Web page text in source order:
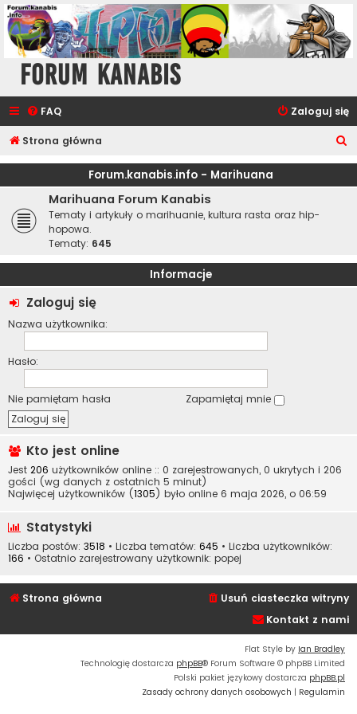
Forum Kanabis
FAQ Zaloguj się
Strona główna
z
Forum.kanabis.info - Marihuana
Marihuana Forum Kanabis
Tematy i artykuły o marihuanie, kultura rasta oraz hip-
hopowa.
Tematy: 645
Informacje
Zaloguj się
Nazwa użytkownika:
Hasło:
Nie pamiętam hasła Zapamiętaj mnie
Kto jest online
Jest 206 użytkowników online :: 0 zarejestrowanych, 0 ukrytych i 206
gości (wg danych z ostatnich 5 minut)
Najwięcej użytkowników (1305) było online 6 maja 2026, o 06:59
Statystyki
Liczba postów: 3518 • Liczba tematów: 645 • Liczba użytkowników:
166 • Ostatnio zarejestrowany użytkownik: popej
Strona główna
Usuń ciasteczka witryny
Kontakt z nami
Flat Style by Ian Bradley
Technologię dostarcza phpBB® Forum Software © phpBB Limited
Polski pakiet językowy dostarcza phpBB.pl
Zasady ochrony danych osobowych | Regulamin